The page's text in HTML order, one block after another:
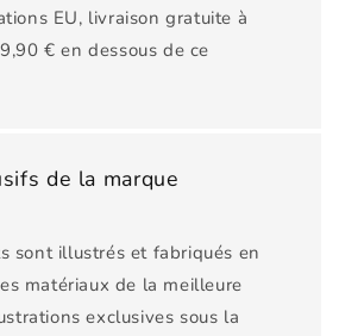
EU, livraison gratuite à
€ en dessous de ce
de la marque
sont illustrés et fabriqués en
matériaux de la meilleure
exclusives sous la